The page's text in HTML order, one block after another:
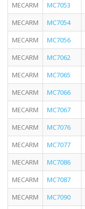
MECARM
MC7053
MECARM
MC7054
MECARM
MC7056
MECARM
MC7062
MECARM
MC7065
MECARM
MC7066
MECARM
MC7067
MECARM
MC7076
MECARM
MC7077
MECARM
MC7086
MECARM
MC7087
MECARM
MC7090